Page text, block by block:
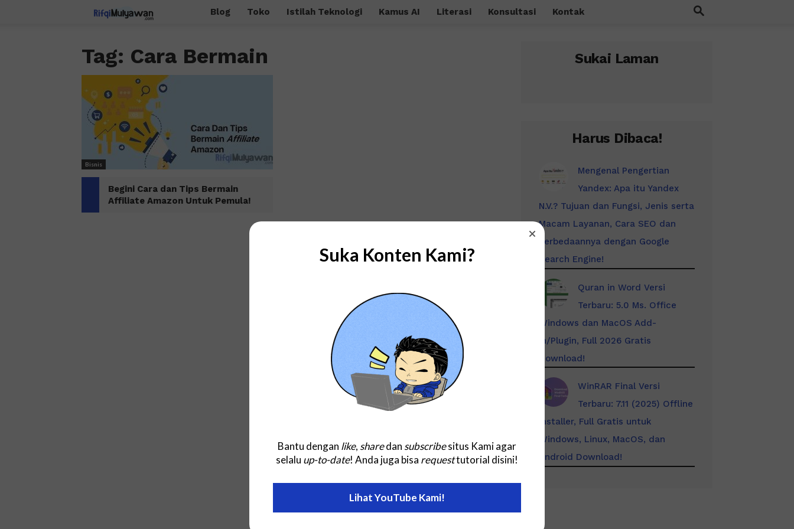
Blog Toko Istilah Teknologi Kamus AI Literasi Konsultasi Kontak
Tag: Cara Bermain
Bisnis
Begini Cara dan Tips Bermain
Affiliate Amazon Untuk Pemula!
Sukai Laman
Harus Dibaca!
Mengenal Pengertian
Yandex: Apa itu Yandex
N.V.? Tujuan dan Fungsi, Jenis serta
Macam Layanan, Cara SEO dan
Perbedaannya dengan Google
Search Engine!
Quran in Word Versi
Terbaru: 5.0 Ms. Office
Windows dan MacOS Add-
In/Plugin, Full 2026 Gratis
Download!
WinRAR Final Versi
Terbaru: 7.11 (2025) Offline
Installer, Full Gratis untuk
Windows, Linux, MacOS, dan
Android Download!
Suka Konten Kami?
Bantu dengan like, sharedan subscribesitus Kami agar
selalu up-to-date! Anda juga bisa requesttutorial disini!
Lihat YouTube Kami!